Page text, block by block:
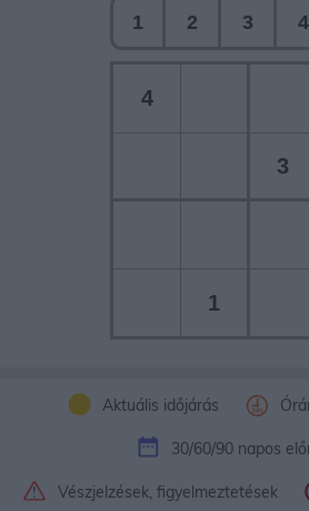
Aktuális időjárás
30/60/90 napos
Vészjelzések, figyelmeztetések
1 2 3 4
4
3
1